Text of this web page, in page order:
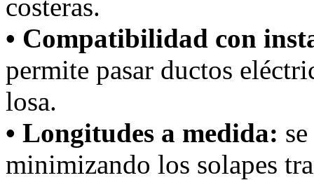
costeras.
• Compatibilidad con
permite pasar ductos
losa.
• Longitudes a medida:
minimizando los solapes